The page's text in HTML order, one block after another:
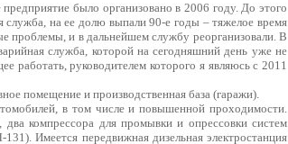
было организовано в 2006 году. До этого
служба, на ее долю выпали 90-е годы – тяжелое время
проблемы, и в дальнейшем службу реорганизовали. В
служба, которой на сегодняшний день уже не
работать, руководителем которого я являюсь с 2011
помещение и производственная база (гаражи).
в том числе и повышенной проходимости.
два компрессора для промывки и опрессовки систем
Имеется передвижная дизельная электростанция